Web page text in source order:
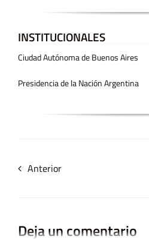
INSTITUCIONALES
Ciudad Autónoma de Buenos Aires
Presidencia de la Nación Argentina
Anterior
Deja un comentario